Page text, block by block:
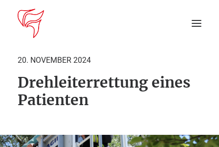
Startseite
DEIN EINSATZ
20. NOVEMBER 2024
Drehleiterrettung eines
Patienten